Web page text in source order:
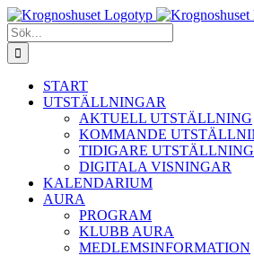
Fortsätt
till
innehållet
Sök
efter:
START
UTSTÄLLNINGAR
AKTUELL UTSTÄLLNING
KOMMANDE
TIDIGARE
DIGITALA VISNINGAR
KALENDARIUM
AURA
PROGRAM
KLUBB AURA
MEDLEMSINFORMATION